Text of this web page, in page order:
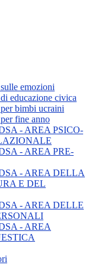
emozioni
educazione civica
bimbi ucraini
fine anno
- AREA PSICO-
- AREA PRE-
- AREA DELLA
E DEL
- AREA DELLE
- AREA